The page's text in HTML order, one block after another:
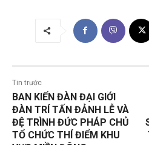
Tin trước
BAN KIẾN ĐÀN ĐẠI GIỚI
ĐÀN TRÍ TẤN ĐẢNH LỄ VÀ
ĐỆ TRÌNH ĐỨC PHÁP CHỦ
TỔ CHỨC THÍ ĐIỂM KHU